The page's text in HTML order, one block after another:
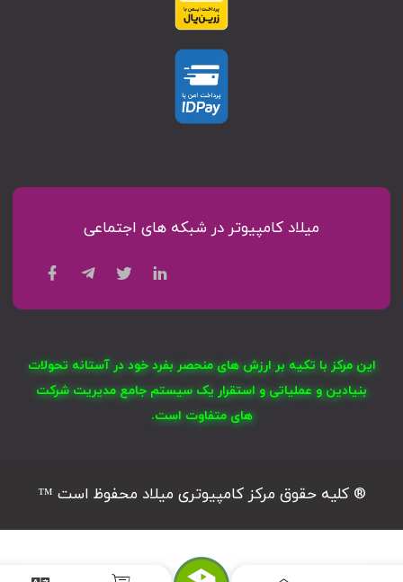
میلاد کامپیوتر در شبکه های اجتماعی
این مرکز با تکیه بر ارزش های منحصر بفرد خود در آستانه تحولات
بنیادین و عملیاتی و استقرار یک سیستم جامع مدیریت شرکت
های متفاوت است.
® کلیه حقوق مرکز کامپیوتری میلاد محفوظ است ™